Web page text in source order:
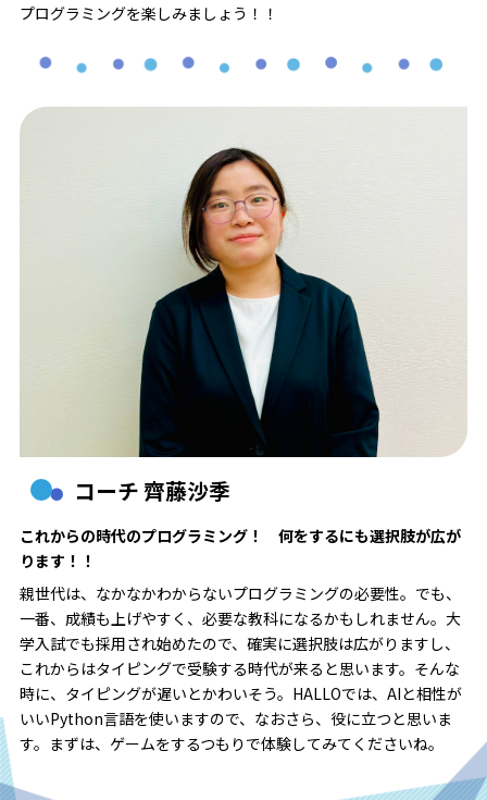
プログラミングを楽しみましょう！！
コーチ 齊藤沙季
これからの時代のプログラミング！ 何をするにも選択肢が広が
ります！！
親世代は、なかなかわからないプログラミングの必要性。でも、
一番、成績も上げやすく、必要な教科になるかもしれません。大
学入試でも採用され始めたので、確実に選択肢は広がりますし、
これからはタイピングで受験する時代が来ると思います。そんな
時に、タイピングが遅いとかわいそう。HALLOでは、AIと相性が
いいPython言語を使いますので、なおさら、役に立つと思いま
す。まずは、ゲームをするつもりで体験してみてくださいね。